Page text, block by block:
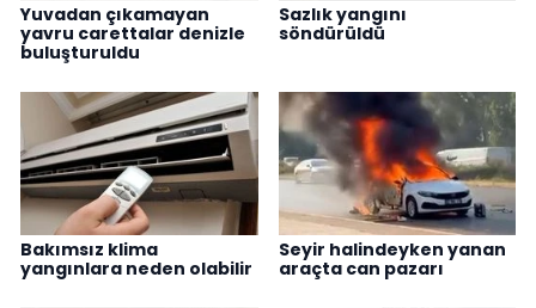
Yuvadan çıkamayan
yavru carettalar denizle
buluşturuldu
Sazlık yangını
söndürüldü
Bakımsız klima
yangınlara neden olabilir
Seyir halindeyken yanan
araçta can pazarı